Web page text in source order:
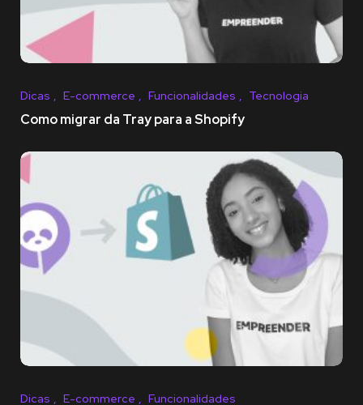
Dicas E-commerce Funcionalidades Tecnologia
Como migrar da Tray para a Shopify
Dicas E-commerce Funcionalidades